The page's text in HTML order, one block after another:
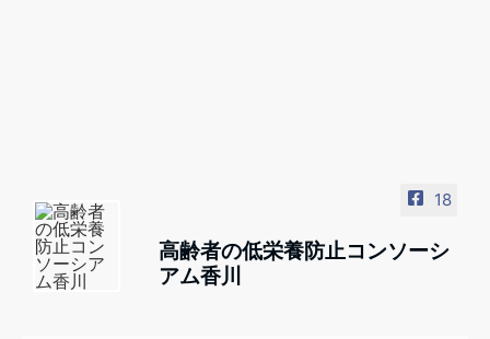
18
高齢者の低栄養防止コンソーシ
アム香川